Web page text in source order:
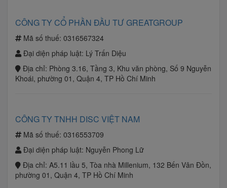
CÔNG TY CỔ PHẦN ĐẦU TƯ GREATGROUP
Mã số thuế: 0316567324
Đại diện pháp luật: Lý Trấn Diệu
Địa chỉ: Phòng 3.16, Tầng 3, Khu văn phòng, Số 9 Nguyễn
Khoái, phường 01, Quận 4, TP Hồ Chí Minh
CÔNG TY TNHH DISC VIỆT NAM
Mã số thuế: 0316553709
Đại diện pháp luật: Nguyễn Phong Lữ
Địa chỉ: A5.11 lầu 5, Tòa nhà Millenium, 132 Bến Vân Đồn,
phường 01, Quận 4, TP Hồ Chí Minh